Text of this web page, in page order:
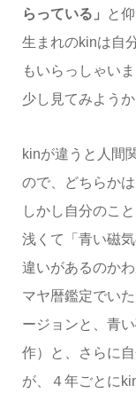
らっている」
と
生まれのkinは自
もいらっしゃい
少し見てみよう
kinが違うと人間
ので、どちらか
しかし自分のこ
浅くて「青い磁
違いがあるのか
マヤ暦鑑定でい
ージョンと、青
作）と、さらに
が、４年ごとに